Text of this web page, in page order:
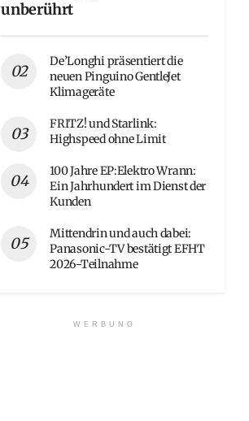
unberührt
De’Longhi präsentiert die
neuen Pinguino GentleJet
Klimageräte
FRITZ! und Starlink:
Highspeed ohne Limit
100 Jahre EP:Elektro Wrann:
Ein Jahrhundert im Dienst der
Kunden
Mittendrin und auch dabei:
Panasonic-TV bestätigt EFHT
2026-Teilnahme
WERBUNG